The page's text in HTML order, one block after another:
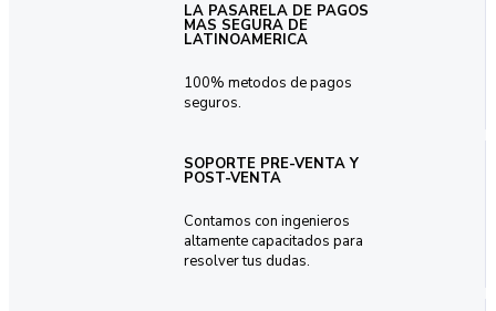
LA PASARELA DE PAGOS
MAS SEGURA DE
LATINOAMERICA
100% metodos de pagos
seguros.
SOPORTE PRE-VENTA Y
POST-VENTA
Contamos con ingenieros
altamente capacitados para
resolver tus dudas.